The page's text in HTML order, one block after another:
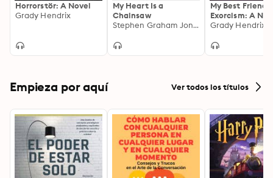
Horrorstör: A Novel
Grady Hendrix
My Heart Is a
Chainsaw
Stephen Graham Jones
My Best Friend’s
Exorcism: A
Grady Hendrix
Empieza por aquí Ver todos los títulos